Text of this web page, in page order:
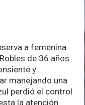
a femenina
de 36 años
y
manejando una
perdió el control
la atención